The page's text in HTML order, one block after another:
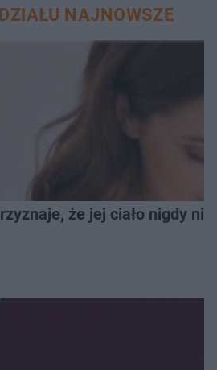
NAJNOWSZE
że jej ciało nigdy